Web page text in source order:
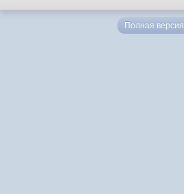
Полная версия